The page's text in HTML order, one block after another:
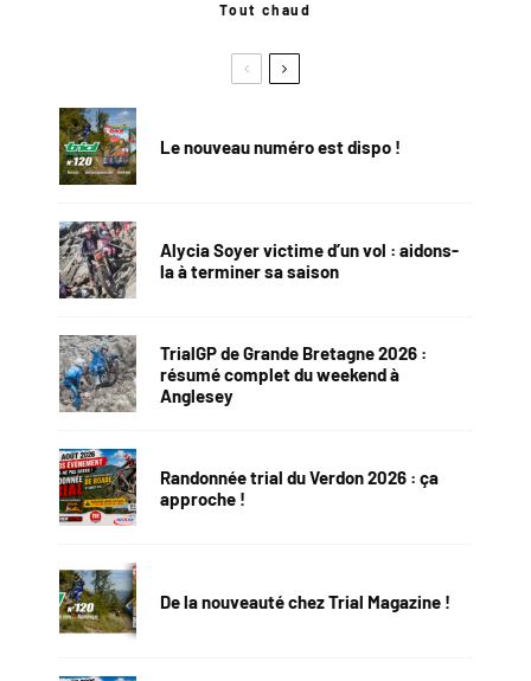
Tout chaud
Le nouveau numéro est dispo !
Alycia Soyer victime d’un vol : aidons-
la à terminer sa saison
TrialGP de Grande Bretagne 2026 :
résumé complet du weekend à
Anglesey
Randonnée trial du Verdon 2026 : ça
approche !
De la nouveauté chez Trial Magazine !